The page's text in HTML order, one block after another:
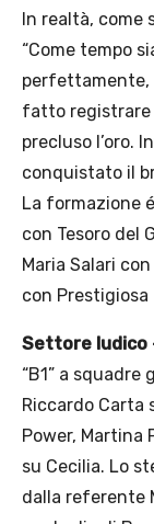
In realtà, come
“Come tempo
perfettamente,
fatto registrare
precluso l’oro.
conquistato il
La formazione
con Tesoro del
Maria Salari
con Prestigiosa
Settore ludico
“B1” a squadre
Riccardo Carta
Power, Martina
su Cecilia. Lo
dalla referente